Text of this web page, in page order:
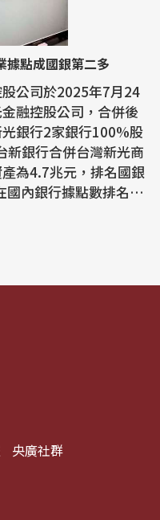
據點成國銀第二多
公司於2025年7月24
融控股公司，合併後
銀行2家銀行100%股
銀行合併台灣新光商
為4.7兆元，排名國銀
內銀行據點數排名第
央廣社群